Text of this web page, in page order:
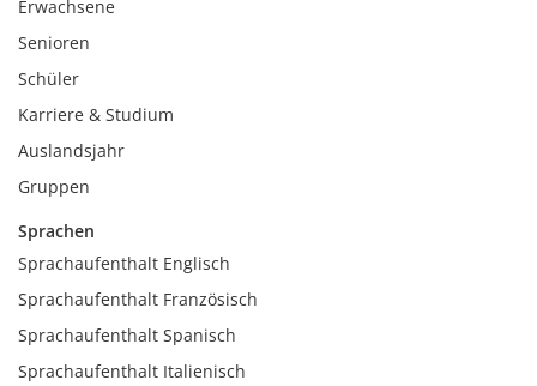
Erwachsene
Senioren
Schüler
Karriere & Studium
Auslandsjahr
Gruppen
Sprachen
Sprachaufenthalt Englisch
Sprachaufenthalt Französisch
Sprachaufenthalt Spanisch
Sprachaufenthalt Italienisch